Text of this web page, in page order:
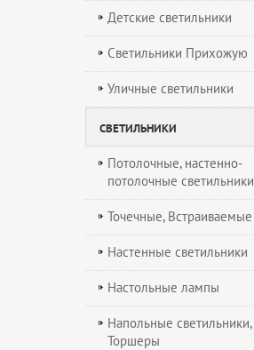
Детские светильники
Светильники Прихожую
Уличные светильники
СВЕТИЛЬНИКИ
Потолочные, настенно-
потолочные светильники
Точечные, Встраиваемые
Настенные светильники
Настольные лампы
Напольные светильники,
Торшеры